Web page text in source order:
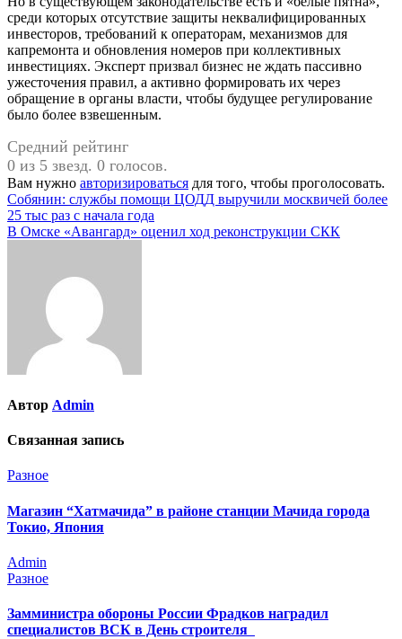
среди которых отсутствие защиты неквалифицированных
инвесторов, требований к операторам, механизмов для
капремонта и обновления номеров при коллективных
инвестициях. Эксперт призвал бизнес не ждать пассивно
ужесточения правил, а активно формировать их через
обращение в органы власти, чтобы будущее регулирование
было более взвешенным.
Средний рейтинг
0 из 5 звезд. 0 голосов.
Вам нужно авторизироваться для того, чтобы проголосовать.
Навигация
по
Собянин: службы помощи ЦОДД выручили москвичей более
25 тыс раз с начала года
В Омске «Авангард» оценил ход реконструкции СКК
Автор Admin
Связанная запись
Разное
Магазин “Хатмачида” в районе станции Мачида города
Токио, Япония
Admin
Разное
Замминистра обороны России Фрадков наградил
специалистов ВСК в День строителя